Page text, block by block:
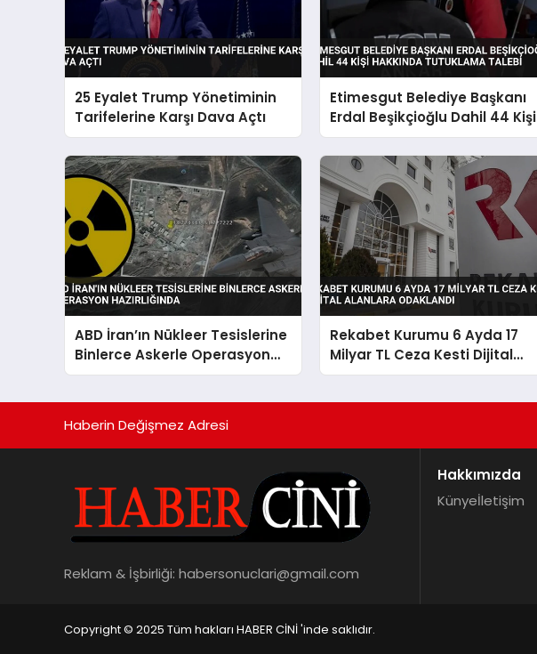
25 Eyalet Trump Yönetiminin
Tarifelerine Karşı Dava Açtı
Etimesgut Belediye Başkanı
Erdal Beşikçioğlu Dahil 44 Kişi
Hakkında Tutuklama Talebi
ABD İran’ın Nükleer Tesislerine
Binlerce Askerle Operasyon
Hazırlığında
Rekabet Kurumu 6 Ayda 17
Milyar TL Ceza Kesti Dijital
Alanlara Odaklandı
Haberin Değişmez Adresi
Reklam & İşbirliği: habersonuclari@gmail.com
Hakkımızda
Künyeİletişim
Copyright © 2025 Tüm hakları HABER CİNİ 'inde saklıdır.